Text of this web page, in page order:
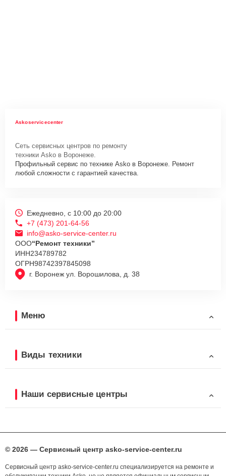
Askoservicecenter
Сеть сервисных центров по ремонту
техники Asko в Воронеже.
Профильный сервис по технике Asko в Воронеже. Ремонт
любой сложности с гарантией качества.
г. Воронеж ул. Ворошилова, д. 38
Ежедневно, с 10:00 до 20:00
+7 (473) 201-64-56
info@asko-service-center.ru
ООО“Ремонт техники”
ИНН234789782
ОГРН98742397845098
Меню
Виды техники
Наши сервисные центры
© 2026 — Сервисный центр asko-service-center.ru
Сервисный центр asko-service-center.ru специализируется на ремонте и